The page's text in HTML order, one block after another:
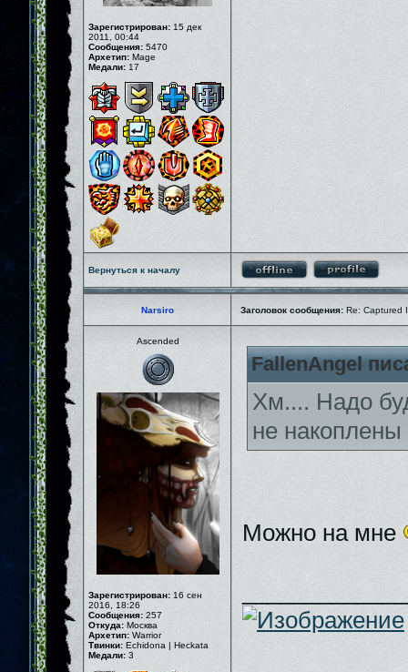
Зарегистрирован: 15 дек
2011, 00:44
Сообщения: 5470
Архетип: Mage
Медали: 17
Вернуться к началу
Narsiro Заголовок сообщения: Re: Captured
Ascended
Зарегистрирован: 16 сен
2016, 18:26
Сообщения: 257
Откуда: Москва
Архетип: Warrior
Твинки: Echidona | Heckata
Медали: 3
FallenAngel
Хм.... Надо
не
Можно на мне